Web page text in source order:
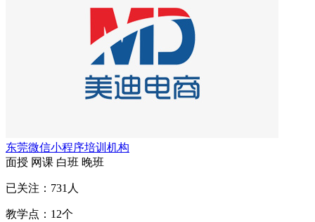
东莞微信小程序培训机构
面授 网课 白班 晚班
已关注： 731 人
教学点： 12个